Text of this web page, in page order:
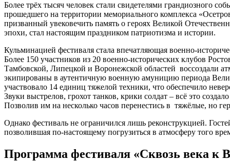
Более трёх тысяч человек стали свидетелями грандиозного события – фестиваля «Сквозь века к Великой Победе»,
прошедшего на территории мемориального комплекса
призванный увековечить память о героях Великой
эпохи, стал настоящим праздником патриотизма и истории.
Кульминацией фестиваля стала впечатляющая военно-
Более 150 участников из 20 военно-исторических клубов
Тамбовской, Липецкой и Воронежской областей воссоздали
экипированы в аутентичную военную амуницию периода
участвовало 14 единиц тяжелой техники, что обеспечило
Звуки выстрелов, грохот танков, крики солдат – всё это
Позволив им на несколько часов перенестись в тяжёлые, но
Однако фестиваль не ограничился лишь реконструкцией.
позволившая по-настоящему погрузиться в атмосферу того
Программа фестиваля «Сквозь века к